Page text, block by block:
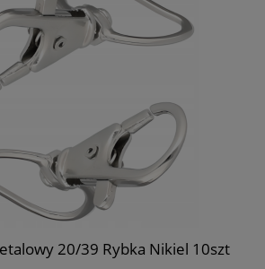
20/39 Rybka Nikiel 10szt